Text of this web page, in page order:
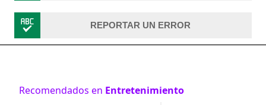
REPORTAR UN ERROR
Recomendados en Entretenimiento